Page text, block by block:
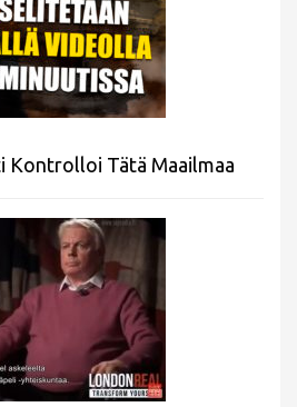
Kontrolloi Tätä Maailmaa